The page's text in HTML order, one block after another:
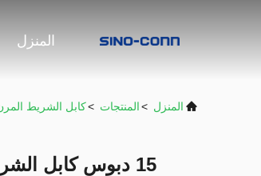
المنزل
المنزل >المنتجات >كابل الشريط